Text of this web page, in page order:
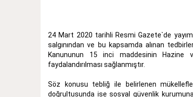
24 Mart 2020 tarihli Resmi Gazete`de
salgınından ve bu kapsamda alınan
Kanununun 15 inci maddesinin Hazine
faydalandırılması sağlanmıştır.
Söz konusu tebliğ ile belirlenen
doğrultusunda ise sosyal güvenlik